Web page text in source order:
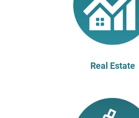
Real Estate